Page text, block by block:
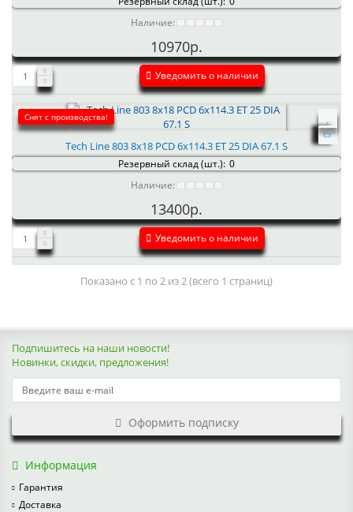
Наличие:
10970р.
Уведомить о наличии
Снят с производства!
Tech Line 803 8x18 PCD 6x114.3 ET 25 DIA 67.1 S
Резервный склад (шт.): 0
Наличие:
13400р.
Уведомить о наличии
Показано с 1 по 2 из 2 (всего 1 страниц)
Подпишитесь на наши новости!
Новинки, скидки, предложения!
Оформить подписку
Информация
Гарантия
Доставка